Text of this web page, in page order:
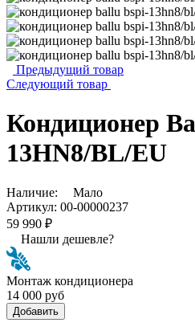
Предыдущий товар
Следующий товар
Кондиционер
13HN8/BL/EU
Наличие:
Мало
Артикул: 00-00000237
59 990 ₽
Нашли дешевле?
Монтаж кондиционера
14 000 руб
Добавить